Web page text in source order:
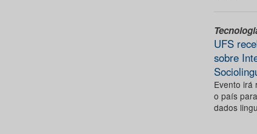
UFS
sobre
Evento irá
o país
dados